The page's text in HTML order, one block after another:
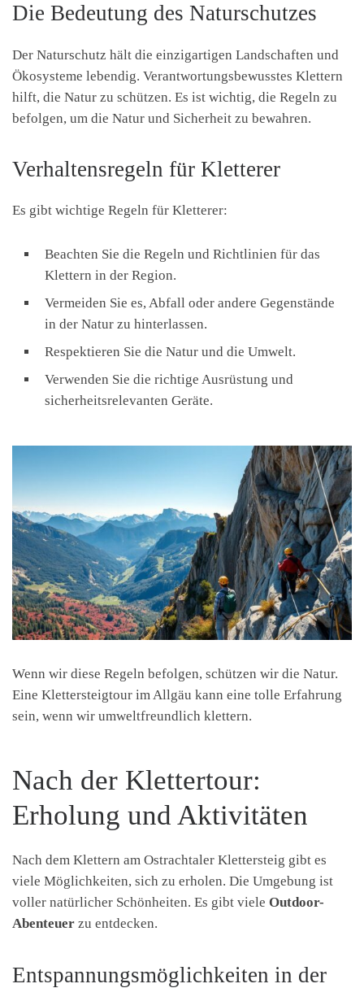
Die Bedeutung des Naturschutzes
Der Naturschutz hält die einzigartigen Landschaften und
Ökosysteme lebendig. Verantwortungsbewusstes Klettern
hilft, die Natur zu schützen. Es ist wichtig, die Regeln zu
befolgen, um die Natur und Sicherheit zu bewahren.
Verhaltensregeln für Kletterer
Es gibt wichtige Regeln für Kletterer:
Beachten Sie die Regeln und Richtlinien für das
Klettern in der Region.
Vermeiden Sie es, Abfall oder andere Gegenstände
in der Natur zu hinterlassen.
Respektieren Sie die Natur und die Umwelt.
Verwenden Sie die richtige Ausrüstung und
sicherheitsrelevanten Geräte.
Wenn wir diese Regeln befolgen, schützen wir die Natur.
Eine Klettersteigtour im Allgäu kann eine tolle Erfahrung
sein, wenn wir umweltfreundlich klettern.
Nach der Klettertour:
Erholung und Aktivitäten
Nach dem Klettern am Ostrachtaler Klettersteig gibt es
viele Möglichkeiten, sich zu erholen. Die Umgebung ist
voller natürlicher Schönheiten. Es gibt viele Outdoor-
Abenteuer zu entdecken.
Entspannungsmöglichkeiten in der